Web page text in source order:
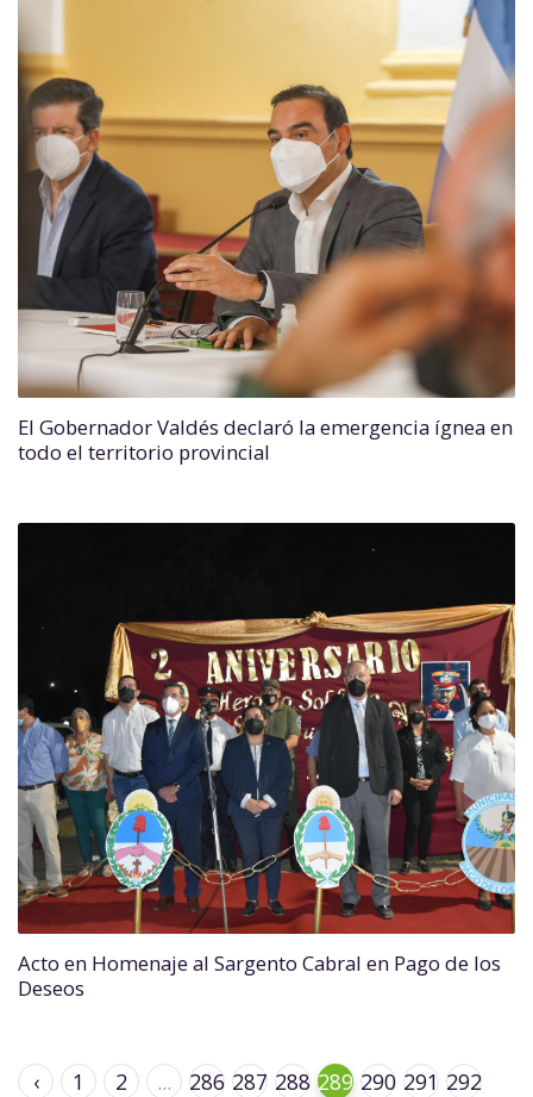
El Gobernador Valdés declaró la emergencia ígnea en
todo el territorio provincial
Acto en Homenaje al Sargento Cabral en Pago de los
Deseos
‹ 1 2 ... 286 287 288 289 290 291 292